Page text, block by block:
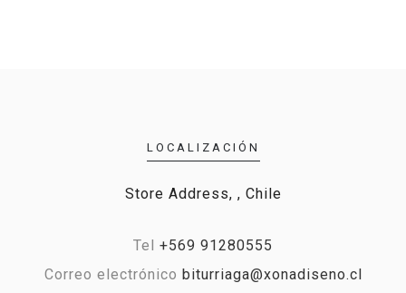
LOCALIZACIÓN
Store Address, , Chile
Tel +569 91280555
Correo electrónico biturriaga@xonadiseno.cl